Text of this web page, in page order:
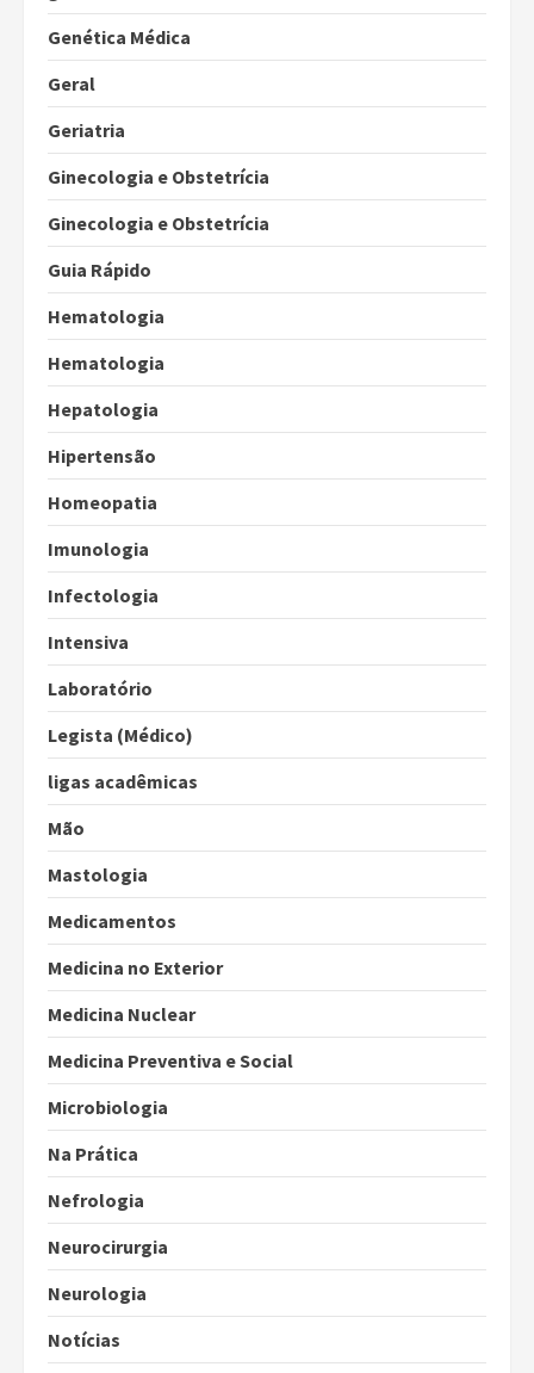
Genética Médica
Geral
Geriatria
Ginecologia e Obstetrícia
Ginecologia e Obstetrícia
Guia Rápido
Hematologia
Hematologia
Hepatologia
Hipertensão
Homeopatia
Imunologia
Infectologia
Intensiva
Laboratório
Legista (Médico)
ligas acadêmicas
Mão
Mastologia
Medicamentos
Medicina no Exterior
Medicina Nuclear
Medicina Preventiva e Social
Microbiologia
Na Prática
Nefrologia
Neurocirurgia
Neurologia
Notícias